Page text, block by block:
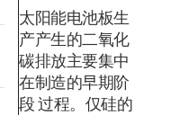
太阳能电池板生
产产生的二氧化
碳排放主要集中
在制造的早期阶
段 过程。仅硅的